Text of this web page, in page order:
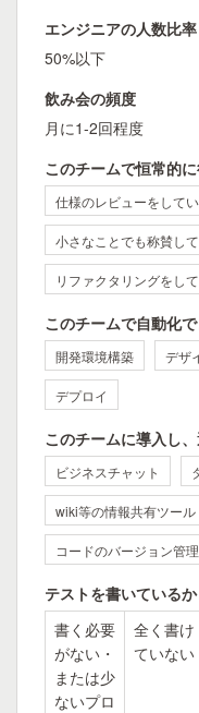
エンジニアの人数比率
50%以下
飲み会の頻度
月に1-2回程度
このチームで恒常的
仕様のレビューをして
小さなことでも称賛し
リファクタリングをし
このチームで自動化
開発環境構築 デザ
デプロイ
このチームに導入し
ビジネスチャット
wiki等の情報共有ツール
コードのバージョン管
テストを書いている
書く必要
がない・
または少
ないプロ
全く書け
ていない